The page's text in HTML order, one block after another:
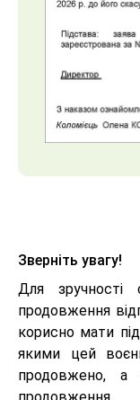
Зверніть увагу!
Для зручності
продовження
корисно мати
якими цей
продовжено,
продовження.